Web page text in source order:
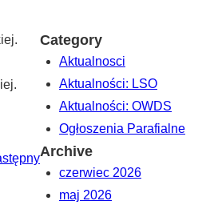
Category
Aktualnosci
Aktualności: LSO
Aktualności: OWDS
Ogłoszenia Parafialne
Archive
czerwiec 2026
maj 2026